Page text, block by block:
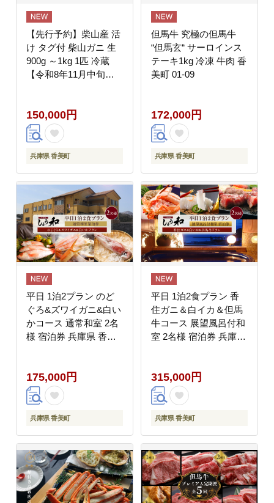
【先行予約】柴山産 活
け タグ付 柴山ガニ 生
900g ～1kg 1匹 冷蔵
【令和8年11月中旬以
150,000円
兵庫県 香美町
但馬牛 究極の但馬牛
“但馬玄“ サーロインス
テーキ1kg 冷凍 牛肉 香
美町 01-09
172,000円
兵庫県 香美町
平日 1泊2プラン のど
ぐろ&ズワイガニ&白い
かコース 通常和室 2名
様 宿泊券 兵庫県 香美
175,000円
兵庫県 香美町
平日 1泊2食プラン 香
住ガニ＆白イカ＆但馬
牛コース 展望風呂付和
室 2名様 宿泊券 兵庫県
315,000円
兵庫県 香美町